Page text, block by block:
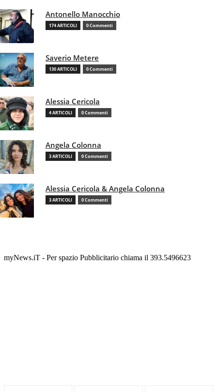
Antonello Manocchio
174 ARTICOLI 0 Commenti
Saverio Metere
130 ARTICOLI 0 Commenti
Alessia Cericola
4 ARTICOLI 0 Commenti
Angela Colonna
3 ARTICOLI 0 Commenti
Alessia Cericola & Angela Colonna
3 ARTICOLI 0 Commenti
myNews.iT - Per spazio Pubblicitario chiama il 393.5496623